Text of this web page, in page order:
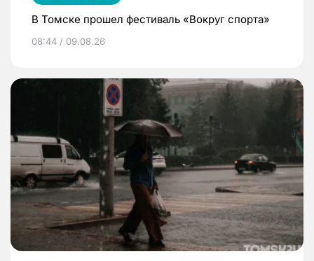
В Томске прошел фестиваль «Вокруг спорта»
08:44 / 09.08.26